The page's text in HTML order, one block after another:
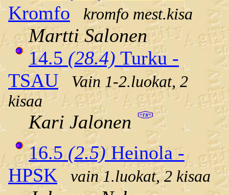
Kromfo
kromfo mest.kisa
Martti Salonen
14.5 (28.4) Turku -
TSAU
Vain 1-2.luokat, 2
kisaa
Kari Jalonen
16.5 (2.5)Heinola -
HPSK
vain 1.luokat, 2 kisaa